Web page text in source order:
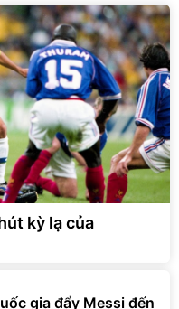
kỳ lạ của
gia đẩy Messi đến